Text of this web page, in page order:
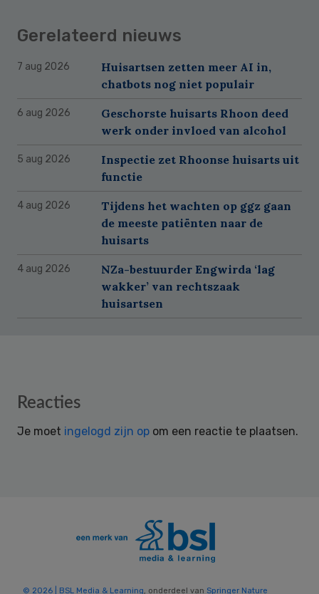
Gerelateerd nieuws
7 aug 2026
Huisartsen zetten meer AI in,
chatbots nog niet populair
6 aug 2026
Geschorste huisarts Rhoon deed
werk onder invloed van alcohol
5 aug 2026
Inspectie zet Rhoonse huisarts uit
functie
4 aug 2026
Tijdens het wachten op ggz gaan
de meeste patiënten naar de
huisarts
4 aug 2026
NZa-bestuurder Engwirda ‘lag
wakker’ van rechtszaak
huisartsen
Reader
Reacties
Je moet ingelogd zijn op om een reactie te plaatsen.
© 2026 | BSL Media & Learning, onderdeel van Springer Nature